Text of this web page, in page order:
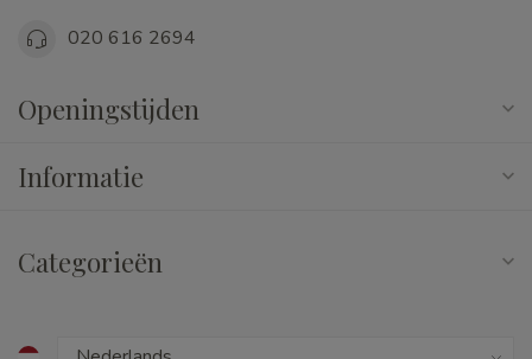
020 616 2694
Openingstijden
Informatie
Categorieën